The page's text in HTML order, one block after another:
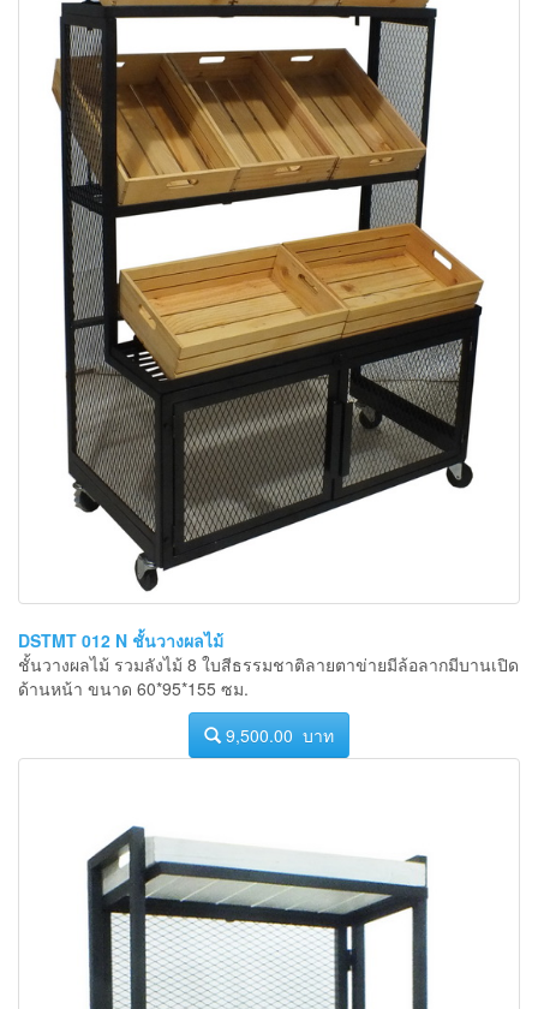
DSTMT 012 N ชั้นวางผลไม้
ชั้นวางผลไม้ รวมลังไม้ 8 ใบสีธรรมชาติลายตาข่ายมีล้อลากมีบานเปิด
ด้านหน้า ขนาด 60*95*155 ซม.
9,500.00 บาท